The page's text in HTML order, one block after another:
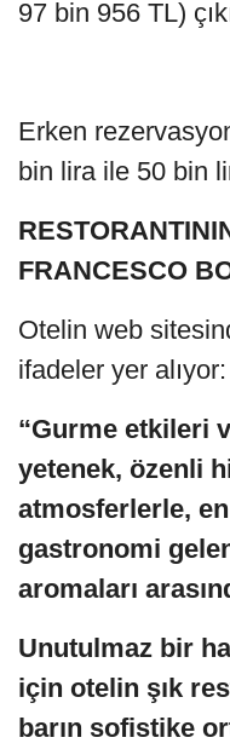
97 bin 956 TL)
Erken
bin lira ile 50 bin
FRANCESCO
Otelin web
ifadeler yer alıyor:
“Gurme etkileri
yetenek, özenli
atmosferlerle,
gastronomi
aromaları
Unutulmaz bir
için otelin şık
barın sofistike